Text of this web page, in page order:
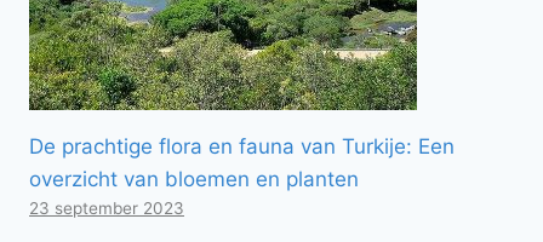
De prachtige flora en fauna van Turkije: Een
overzicht van bloemen en planten
23 september 2023